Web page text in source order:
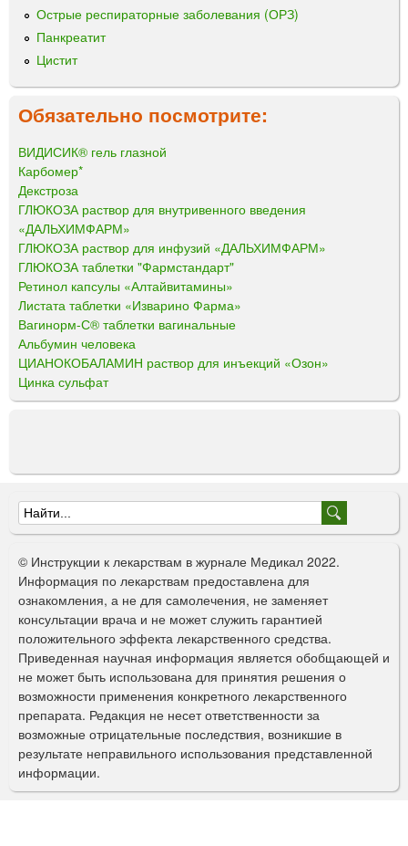
Острые респираторные заболевания (ОРЗ)
Панкреатит
Цистит
Обязательно посмотрите:
ВИДИСИК® гель глазной
Карбомер*
Декстроза
ГЛЮКОЗА раствор для внутривенного введения
«ДАЛЬХИМФАРМ»
ГЛЮКОЗА раствор для инфузий «ДАЛЬХИМФАРМ»
ГЛЮКОЗА таблетки "Фармстандарт"
Ретинол капсулы «Алтайвитамины»
Листата таблетки «Изварино Фарма»
Вагинорм-С® таблетки вагинальные
Альбумин человека
ЦИАНОКОБАЛАМИН раствор для инъекций «Озон»
Цинка сульфат
Ф
о
р
м
а
п
о
и
с
к
© Инструкции к лекарствам в журнале Медикал 2022.
Информация по лекарствам предоставлена для
ознакомления, а не для самолечения, не заменяет
консультации врача и не может служить гарантией
положительного эффекта лекарственного средства.
Приведенная научная информация является обобщающей и
не может быть использована для принятия решения о
возможности применения конкретного лекарственного
препарата. Редакция не несет ответственности за
возможные отрицательные последствия, возникшие в
результате неправильного использования представленной
информации.